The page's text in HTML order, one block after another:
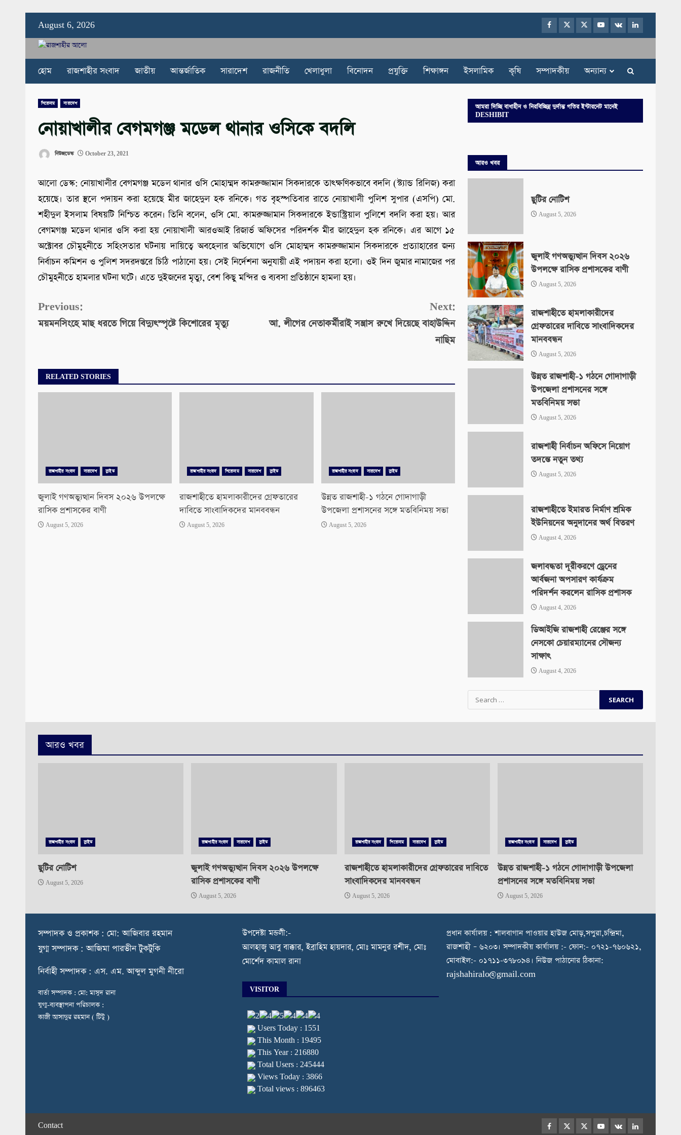
content
August 6, 2026 Facebook
TwitterInstagram
Youtube
VK LinkedIn
হোম রাজশাহীর সংবাদ জাতীয় আন্তর্জাতিক সারাদেশ রাজনীতি খেলাধুলা বিনোদন প্রযুক্তি শিক্ষাঙ্গন ইসলামিক কৃষি সম্পাদকীয় অন্যান্য
শিরোনাম সারাদেশ
নোয়াখালীর বেগমগঞ্জ মডেল থানার ওসিকে বদলি
নিউজডেস্ক October 23, 2021
আলো ডেস্ক: নোয়াখালীর বেগমগঞ্জ মডেল থানার ওসি মোহাম্মদ কামরুজ্জামান সিকদারকে তাৎক্ষণিকভাবে বদলি (স্ট্যান্ড রিলিজ) করা
হয়েছে। তার স্থলে পদায়ন করা হয়েছে মীর জাহেদুল হক রনিকে। গত বৃহস্পতিবার রাতে নোয়াখালী পুলিশ সুপার (এসপি) মো.
শহীদুল ইসলাম বিষয়টি নিশ্চিত করেন। তিনি বলেন, ওসি মো. কামরুজ্জামান সিকদারকে ইন্ডাস্ট্রিয়াল পুলিশে বদলি করা হয়। আর
বেগমগঞ্জ মডেল থানার ওসি করা হয় নোয়াখালী আরওআই রিজার্ভ অফিসের পরিদর্শক মীর জাহেদুল হক রনিকে। এর আগে ১৫
অক্টোবর চৌমুহনীতে সহিংসতার ঘটনায় দায়িত্বে অবহেলার অভিযোগে ওসি মোহাম্মদ কামরুজ্জামান সিকদারকে প্রত্যাহারের জন্য
নির্বাচন কমিশন ও পুলিশ সদরদপ্তরে চিঠি পাঠানো হয়। সেই নির্দেশনা অনুযায়ী এই পদায়ন করা হলো। ওই দিন জুমার নামাজের পর
চৌমুহনীতে হামলার ঘটনা ঘটে। এতে দুইজনের মৃত্যু, বেশ কিছু মন্দির ও ব্যবসা প্রতিষ্ঠানে হামলা হয়।
Continue
Reading
Previous:
ময়মনসিংহে মাছ ধরতে গিয়ে বিদ্যুৎস্পৃষ্টে কিশোরের মৃত্যু
Next:
আ. লীগের নেতাকর্মীরাই সন্ত্রাস রুখে দিয়েছে বাহাউদ্দিন
নাছিম
RELATED STORIES
রাজশাহীর সংবাদ সারাদেশ স্লাইড
জুলাই গণঅভ্যুত্থান দিবস ২০২৬ উপলক্ষে
রাসিক প্রশাসকের বাণী
August 5, 2026
রাজশাহীর সংবাদ শিরোনাম সারাদেশ স্লাইড
রাজশাহীতে হামলাকারীদের গ্রেফতারের
দাবিতে সাংবাদিকদের মানববন্ধন
August 5, 2026
রাজশাহীর সংবাদ সারাদেশ স্লাইড
উন্নত রাজশাহী-১ গঠনে গোদাগাড়ী
উপজেলা প্রশাসনের সঙ্গে মতবিনিময় সভা
August 5, 2026
আমরা দিচ্ছি বাধাহীন ও নিরবিচ্ছিন্ন দুর্দান্ত গতির ইন্টারনেট মানেই
DESHIBIT
আরও খবর
ছুটির নোটিশ
August 5, 2026
জুলাই গণঅভ্যুত্থান দিবস ২০২৬
উপলক্ষে রাসিক প্রশাসকের বাণী
August 5, 2026
রাজশাহীতে হামলাকারীদের
গ্রেফতারের দাবিতে সাংবাদিকদের
মানববন্ধন
August 5, 2026
উন্নত রাজশাহী-১ গঠনে গোদাগাড়ী
উপজেলা প্রশাসনের সঙ্গে
মতবিনিময় সভা
August 5, 2026
রাজশাহী নির্বাচন অফিসে নিয়োগ
তদন্তে নতুন তথ্য
August 5, 2026
রাজশাহীতে ইমারত নির্মাণ শ্রমিক
ইউনিয়নের অনুদানের অর্থ বিতরণ
August 4, 2026
জলাবদ্ধতা দূরীকরণে ড্রেনের
আর্বজনা অপসারণ কার্যক্রম
পরিদর্শন করলেন রাসিক প্রশাসক
August 4, 2026
ডিআইজি রাজশাহী রেঞ্জের সঙ্গে
নেসকো চেয়ারম্যানের সৌজন্য
সাক্ষাৎ
August 4, 2026
Search
for:
আরও খবর
রাজশাহীর সংবাদ স্লাইড
ছুটির নোটিশ
August 5, 2026
রাজশাহীর সংবাদ সারাদেশ স্লাইড
জুলাই গণঅভ্যুত্থান দিবস ২০২৬ উপলক্ষে
রাসিক প্রশাসকের বাণী
August 5, 2026
রাজশাহীর সংবাদ শিরোনাম সারাদেশ স্লাইড
রাজশাহীতে হামলাকারীদের গ্রেফতারের দাবিতে
সাংবাদিকদের মানববন্ধন
August 5, 2026
রাজশাহীর সংবাদ সারাদেশ স্লাইড
উন্নত রাজশাহী-১ গঠনে গোদাগাড়ী উপজেলা
প্রশাসনের সঙ্গে মতবিনিময় সভা
August 5, 2026
সম্পাদক ও প্রকাশক : মো: আজিবার রহমান
যুগ্ম সম্পাদক : আজিমা পারভীন টুকটুকি
নির্বাহী সম্পাদক : এস. এম. আব্দুল মুগনী নীরো
বার্তা সম্পাদক : মো: মাসুদ রানা
যুগ্ম-ব্যবস্থাপনা পরিচালক :
কাজী আসাদুর রহমান ( টিটু )
উপদেষ্টা মন্ডলী:-
আলহাজ্ব আবু বাক্কার, ইব্রাহিম হায়দার, মোঃ মামনুর রশীদ, মোঃ
মোর্শেদ কামাল রানা
VISITOR
Users Today : 1551
This Month : 19495
This Year : 216880
Total Users : 245444
Views Today : 3866
Total views : 896463
প্রধান কার্যালয় : শালবাগান পাওয়ার হাউজ মোড়,সপুরা,চন্দ্রিমা,
রাজশাহী – ৬২০৩। সম্পাদকীয় কার্যালয় :- ফোন:- ০৭২১-৭৬০৬২১,
মোবাইল:- ০১৭১১-৩৭৮০৯৪। নিউজ পাঠানোর ঠিকানা:
rajshahiralo@gmail.com
Contact Facebook
TwitterInstagram
Youtube
VK LinkedIn